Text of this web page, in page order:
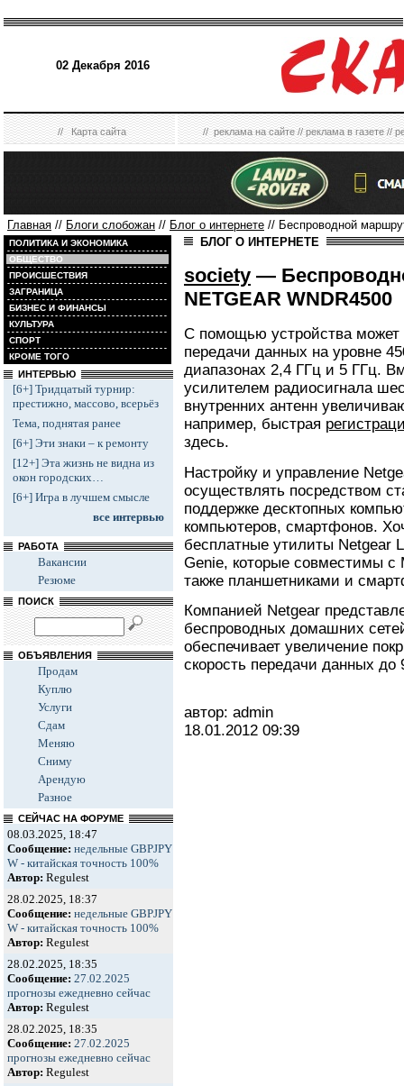
02 Декабря 2016
//Карта сайта //реклама на сайте//реклама в газете//
Главная // Блоги слобожан // Блог о интернете // Беспроводной
ПОЛИТИКА И ЭКОНОМИКА
ОБЩЕСТВО
ПРОИСШЕСТВИЯ
ЗАГРАНИЦА
БИЗНЕС И ФИНАНСЫ
КУЛЬТУРА
СПОРТ
КРОМЕ ТОГО
ИНТЕРВЬЮ
[6+] Тридцатый турнир:
престижно, массово, всерьёз
Тема, поднятая ранее
[6+] Эти знаки – к ремонту
[12+] Эта жизнь не видна из
окон городских…
[6+] Игра в лучшем смысле
все интервью
РАБОТА
Вакансии
Резюме
ПОИСК
ОБЪЯВЛЕНИЯ
Продам
Куплю
Услуги
Сдам
Меняю
Сниму
Арендую
Разное
СЕЙЧАС НА ФОРУМЕ
08.03.2025, 18:47
Сообщение: недельные GBPJPY
W - китайская точность 100%
Автор: Regulest
28.02.2025, 18:37
Сообщение: недельные GBPJPY
W - китайская точность 100%
Автор: Regulest
28.02.2025, 18:35
Сообщение: 27.02.2025
прогнозы ежедневно сейчас
Автор: Regulest
28.02.2025, 18:35
Сообщение: 27.02.2025
прогнозы ежедневно сейчас
Автор: Regulest
БЛОГ О ИНТЕРНЕТЕ
society —
NETGEAR WNDR4500
С помощью устройства может
передачи данных на уровне
диапазонах 2,4 ГГц и 5 ГГц.
усилителем радиосигнала
внутренних антенн
например, быстрая
здесь.
Настройку и управление
осуществлять посредством
поддержке десктопных
компьютеров, смартфонов.
бесплатные утилиты Netgear
Genie, которые совместимы
также планшетниками и
Компанией Netgear
беспроводных домашних
обеспечивает увеличение
скорость передачи данных
автор: admin
18.01.2012 09:39